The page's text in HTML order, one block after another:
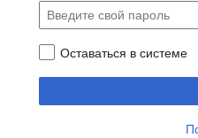
Оставаться в системе